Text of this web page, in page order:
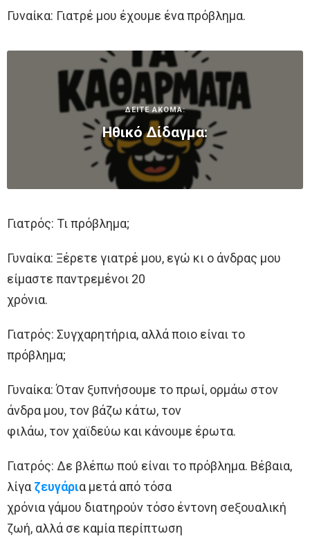
Γυναίκα: Γιατρέ μου έχουμε ένα πρόβλημα.
ΔΕΙΤΕ ΑΚΟΜΑ:
Ηθικό Δίδαγμα:
Γιατρός: Τι πρόβλημα;
Γυναίκα: Ξέρετε γιατρέ μου, εγώ κι ο άνδρας μου
είμαστε παντρεμένοι 20
χρόνια.
Γιατρός: Συγχαρητήρια, αλλά ποιο είναι το
πρόβλημα;
Γυναίκα: Όταν ξυπνήσουμε το πρωί, ορμάω στον
άνδρα μου, τον βάζω κάτω, τον
φιλάω, τον χαϊδεύω και κάνουμε έρωτα.
Γιατρός: Δε βλέπω πού είναι το πρόβλημα. Βέβαια,
λίγα ζευγάρια μετά από τόσα
χρόνια γάμου διατηρούν τόσο έντονη σeξουαλική
ζωή, αλλά σε καμία περίπτωση